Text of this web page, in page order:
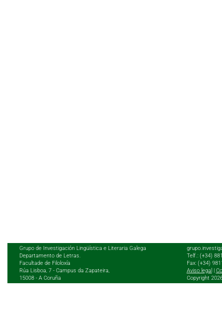
Grupo de Investigación Lingüística e Literaria Galega
Departamento de Letras.
Facultade de Filoloxía
Rúa Lisboa, 7 - Campus da Zapateira,
15008 - A Coruña
Telf.: (+34)
Fax: (+34)
Aviso legal
Copyright